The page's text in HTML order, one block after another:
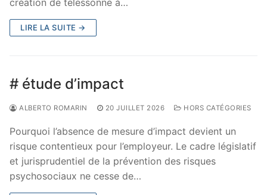
LIRE LA SUITE →
# étude d’impact
ALBERTO ROMARIN 20 JUILLET 2026 HORS CATÉGORIES
Pourquoi l’absence de mesure d’impact devient un
risque contentieux pour l’employeur. Le cadre législatif
et jurisprudentiel de la prévention des risques
psychosociaux ne cesse de…